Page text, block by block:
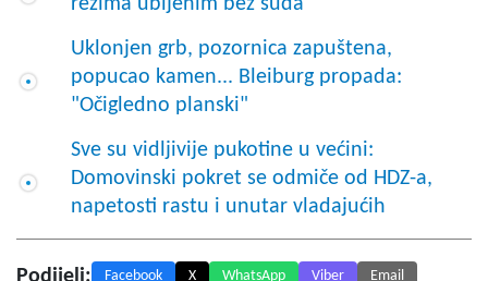
Uklonjen grb, pozornica zapuštena,
popucao kamen... Bleiburg propada:
"Očigledno planski"
Sve su vidljivije pukotine u većini:
Domovinski pokret se odmiče od HDZ-a,
napetosti rastu i unutar vladajućih
Podijeli: Facebook X WhatsApp Viber Email